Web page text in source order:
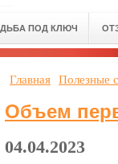
ПОД КЛЮЧ
Главная Полезные
Объем
04.04.2023